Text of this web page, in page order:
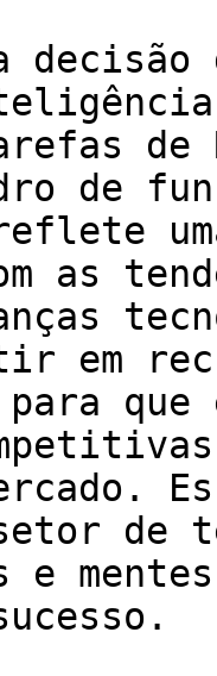
de
de
as
em
que
de
e